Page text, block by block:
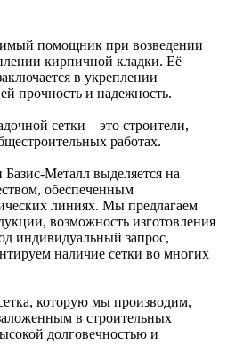
помощник при возведении
кирпичной кладки. Её
в укреплении
прочность и надежность.
сетки – это строители,
работах.
Металл выделяется на
обеспеченным
линиях. Мы предлагаем
возможность изготовления
индивидуальный запрос,
наличие сетки во многих
которую мы производим,
в строительных
долговечностью и